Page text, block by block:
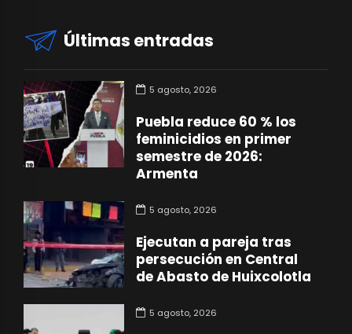
Últimas entradas
5 agosto, 2026
Puebla reduce 60 % los
feminicidios en primer
semestre de 2026:
Armenta
5 agosto, 2026
Ejecutan a pareja tras
persecución en Central
de Abasto de Huixcolotla
5 agosto, 2026